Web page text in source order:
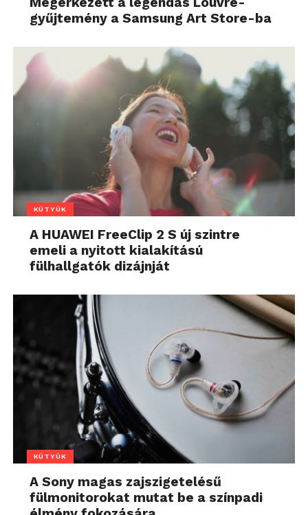
gyűjtemény a Samsung Art Store-ba
KÜTYÜK
A HUAWEI FreeClip 2 S új szintre
emeli a nyitott kialakítású
fülhallgatók dizájnját
KÜTYÜK
A Sony magas zajszigetelésű
fülmonitorokat mutat be a színpadi